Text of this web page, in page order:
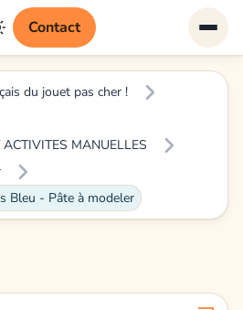
Contact
du jouet pas cher !
ACTIVITES MANUELLES
Bleu - Pâte à modeler